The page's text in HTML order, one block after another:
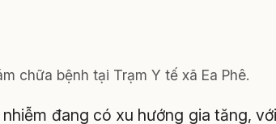
chữa bệnh tại Trạm Y tế xã Ea Phê.
đang có xu hướng gia tăng, với